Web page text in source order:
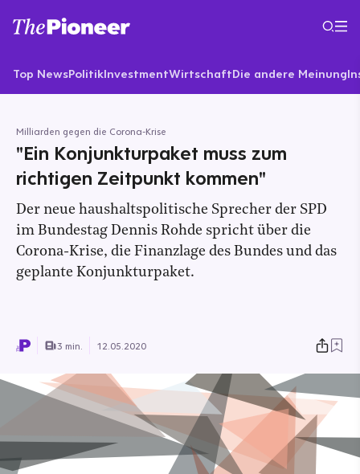
Top NewsPolitikInvestmentWirtschaftDie andere Meinung
Milliarden gegen die Corona-Krise
"Ein Konjunkturpaket muss zum
richtigen Zeitpunkt kommen"
Der neue haushaltspolitische Sprecher der SPD
im Bundestag Dennis Rohde spricht über die
Corona-Krise, die Finanzlage des Bundes und das
geplante Konjunkturpaket.
3 min. 12.05.2020